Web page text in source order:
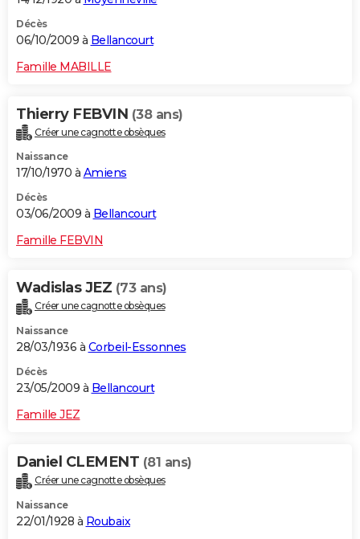
Décès
06/10/2009 à Bellancourt
Famille MABILLE
Thierry FEBVIN (38 ans)
Créer une cagnotte obsèques
Naissance
17/10/1970 à Amiens
Décès
03/06/2009 à Bellancourt
Famille FEBVIN
Wadislas JEZ (73 ans)
Créer une cagnotte obsèques
Naissance
28/03/1936 à Corbeil-Essonnes
Décès
23/05/2009 à Bellancourt
Famille JEZ
Daniel CLEMENT (81 ans)
Créer une cagnotte obsèques
Naissance
22/01/1928 à Roubaix